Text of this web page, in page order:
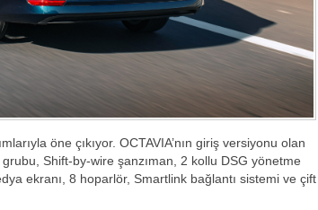
öne çıkıyor. OCTAVIA’nın giriş versiyonu olan
Shift-by-wire şanzıman, 2 kollu DSG yönetme
ekranı, 8 hoparlör, Smartlink bağlantı sistemi ve çift